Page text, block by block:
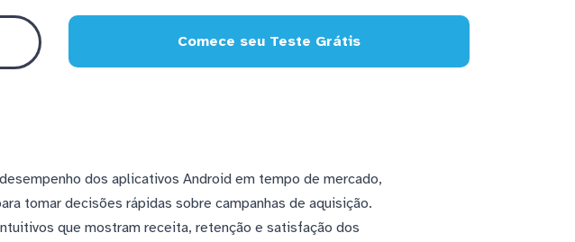
Comece seu Teste Grátis
dos aplicativos Android em tempo de mercado,
tomar decisões rápidas sobre campanhas de aquisição.
que mostram receita, retenção e satisfação dos